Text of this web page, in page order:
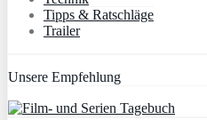
Tipps & Ratschläge
Trailer
Unsere Empfehlung